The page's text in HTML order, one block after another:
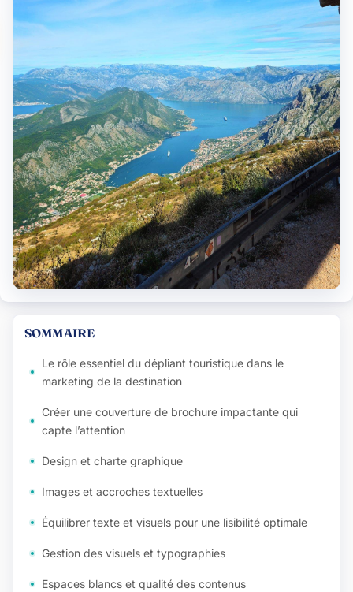
SOMMAIRE
Le rôle essentiel du dépliant touristique dans le
marketing de la destination
Créer une couverture de brochure impactante qui
capte l’attention
Design et charte graphique
Images et accroches textuelles
Équilibrer texte et visuels pour une lisibilité optimale
Gestion des visuels et typographies
Espaces blancs et qualité des contenus